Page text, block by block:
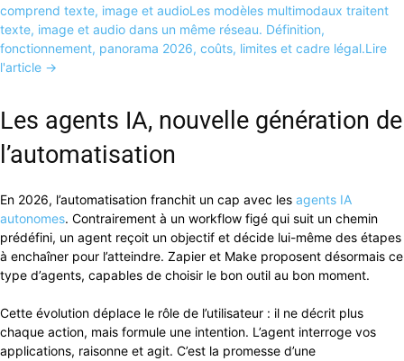
comprend texte, image et audioLes modèles multimodaux traitent
texte, image et audio dans un même réseau. Définition,
fonctionnement, panorama 2026, coûts, limites et cadre légal.Lire
l'article →
Les agents IA, nouvelle génération de
l’automatisation
En 2026, l’automatisation franchit un cap avec les agents IA
autonomes. Contrairement à un workflow figé qui suit un chemin
prédéfini, un agent reçoit un objectif et décide lui-même des étapes
à enchaîner pour l’atteindre. Zapier et Make proposent désormais ce
type d’agents, capables de choisir le bon outil au bon moment.
Cette évolution déplace le rôle de l’utilisateur : il ne décrit plus
chaque action, mais formule une intention. L’agent interroge vos
applications, raisonne et agit. C’est la promesse d’une